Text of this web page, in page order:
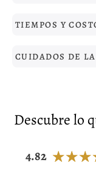
TIEMPOS Y
CUIDADOS DE
Descubre lo
4.82